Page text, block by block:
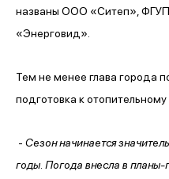
названы ООО «Ситеп»,
«Энерговид».
Тем не менее глава города
подготовка к
- Сезон начинается
годы. Погода внесла в